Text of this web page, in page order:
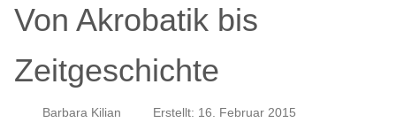
Von Akrobatik bis
Zeitgeschichte
Barbara Kilian Erstellt: 16. Februar 2015